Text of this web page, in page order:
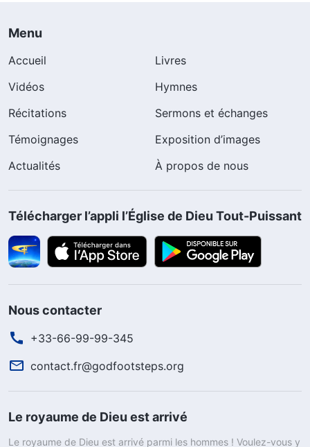
Menu
Accueil
Livres
Vidéos
Hymnes
Récitations
Sermons et échanges
Témoignages
Exposition d’images
Actualités
À propos de nous
Télécharger l’appli l’Église de Dieu Tout-Puissant
Nous contacter
+33-66-99-99-345
contact.fr@godfootsteps.org
Le royaume de Dieu est arrivé
Le royaume de Dieu est arrivé parmi les hommes ! Voulez-vous y